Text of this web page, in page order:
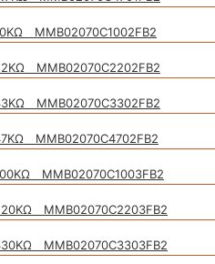
MMB02070C1002FB2
MMB02070C2202FB2
MMB02070C3302FB2
MMB02070C4702FB2
MMB02070C1003FB2
MMB02070C2203FB2
MMB02070C3303FB2